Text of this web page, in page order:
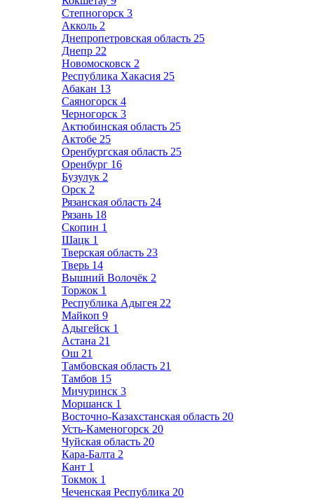
Степногорск 3
Акколь 2
Днепропетровская область 25
Днепр 22
Новомосковск 2
Республика Хакасия 25
Абакан 13
Саяногорск 4
Черногорск 3
Актюбинская область 25
Актобе 25
Оренбургская область 25
Оренбург 16
Бузулук 2
Орск 2
Рязанская область 24
Рязань 18
Скопин 1
Шацк 1
Тверская область 23
Тверь 14
Вышний Волочёк 2
Торжок 1
Республика Адыгея 22
Майкоп 9
Адыгейск 1
Астана 21
Ош 21
Тамбовская область 21
Тамбов 15
Мичуринск 3
Моршанск 1
Восточно-Казахстанская область 20
Усть-Каменогорск 20
Чуйская область 20
Кара-Балта 2
Кант 1
Токмок 1
Чеченская Республика 20